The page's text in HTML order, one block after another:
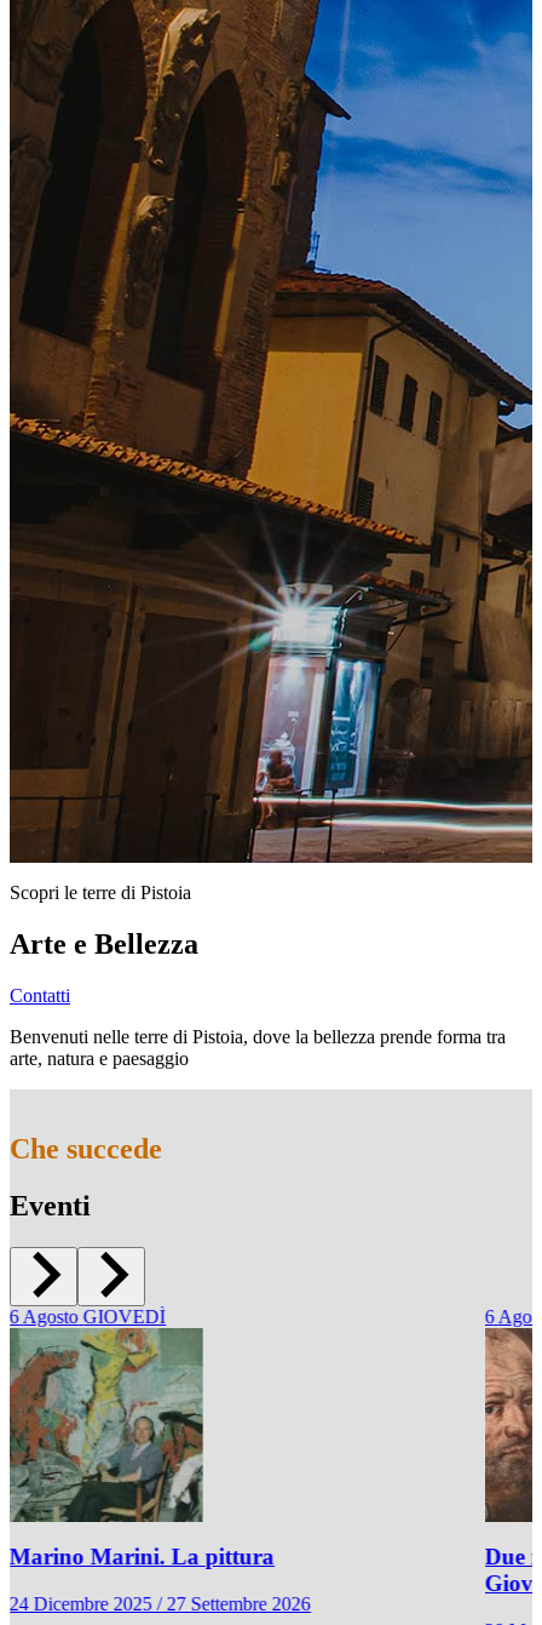
Scopri le terre di Pistoia
Arte e Bellezza
Contatti
Benvenuti nelle terre di Pistoia, dove la bellezza prende forma tra
arte, natura e paesaggio
Che succede
Eventi
6Agosto GIOVEDÌ
Marino Marini. La pittura
24 Dicembre 2025 / 27 Settembre 2026
6
Due